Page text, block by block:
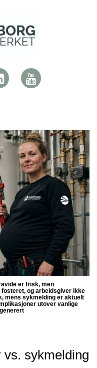
er frisk, men
og arbeidsgiver ikke
mens sykmelding er aktuelt
utover vanlige
vs. sykmelding